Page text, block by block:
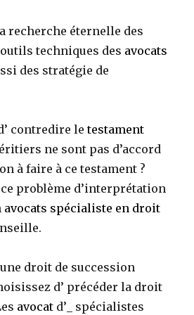
recherche éternelle des
techniques des avocats
des stratégie de
contredire letestament
ne sont pas d’accord
à faire à ce testament ?
ce problème d’interprétation
avocats spécialiste en droit
droit de succession
d’ précéder la droit
avocat d’_ spécialistes